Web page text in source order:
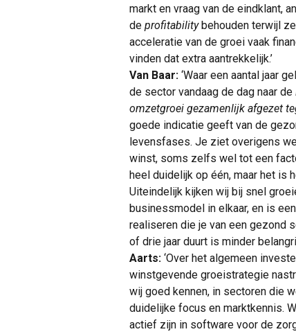
markt en vraag van de eindklant,
de profitability behouden terwijl
acceleratie van de groei vaak
vinden dat extra aantrekkelijk.’
Van Baar: ‘Waar een aantal jaar
de sector vandaag de dag naar de
omzetgroei gezamenlijk afgezet
goede indicatie geeft van de
levensfases. Je ziet overigens
winst, soms zelfs wel tot een
heel duidelijk op één, maar het is
Uiteindelijk kijken wij bij snel
businessmodel in elkaar, en is
realiseren die je van een gezond
of drie jaar duurt is minder
Aarts: ‘Over het algemeen
winstgevende groeistrategie
wij goed kennen, in sectoren die
duidelijke focus en marktkennis.
actief zijn in software voor de